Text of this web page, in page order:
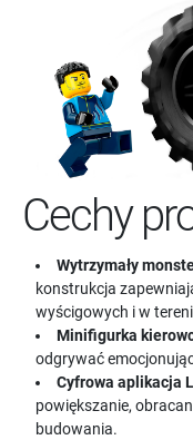
Cechy
Wytrzymały
konstrukcja
wyścigowych i w
Minifigurka
odgrywać
Cyfrowa aplikacja
powiększanie,
budowania.